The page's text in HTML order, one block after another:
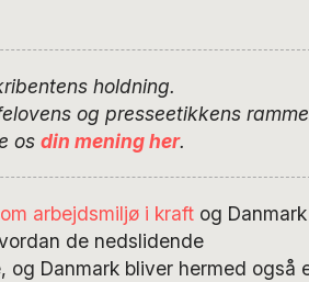
holdning.
og presseetikkens
os din mening her.
arbejdsmiljø i kraftog Danmark
de nedslidende
og Danmark bliver hermed også